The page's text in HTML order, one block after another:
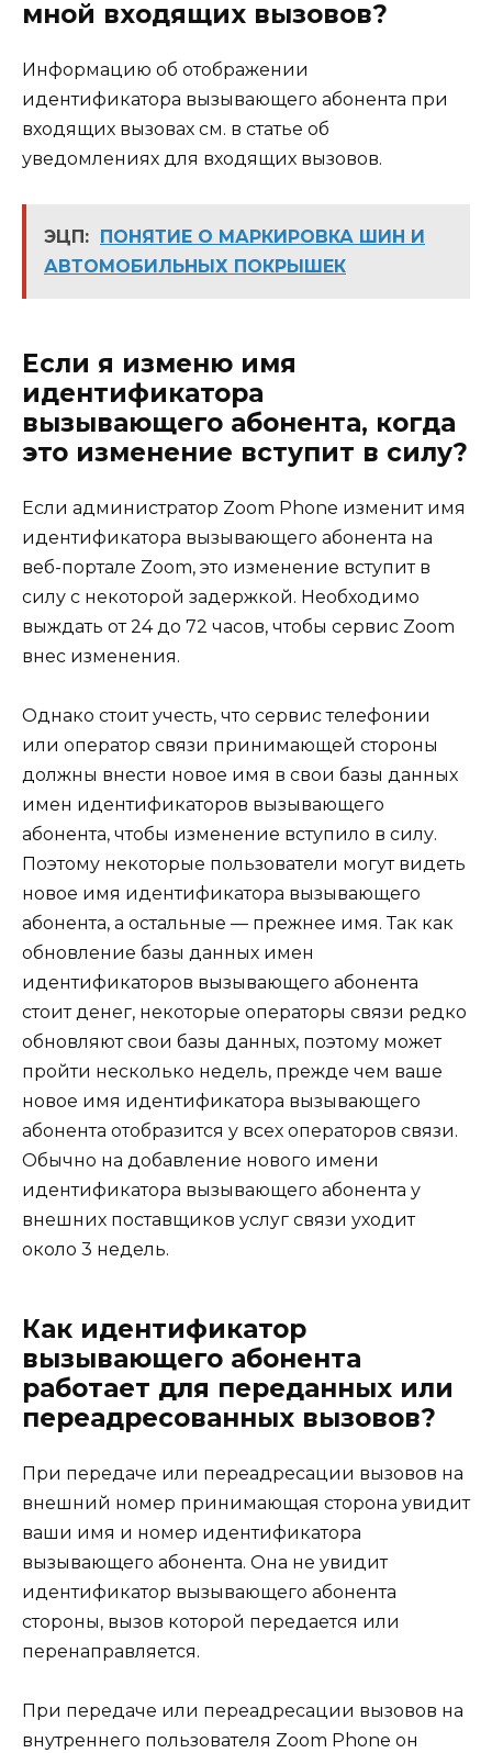
мной входящих вызовов?
Информацию об отображении
идентификатора вызывающего абонента при
входящих вызовах см. в статье об
уведомлениях для входящих вызовов.
ЭЦП: ПОНЯТИЕ О МАРКИРОВКА ШИН И
АВТОМОБИЛЬНЫХ ПОКРЫШЕК
Если я изменю имя
идентификатора
вызывающего абонента, когда
это изменение вступит в силу?
Если администратор Zoom Phone изменит имя
идентификатора вызывающего абонента на
веб-портале Zoom, это изменение вступит в
силу с некоторой задержкой. Необходимо
выждать от 24 до 72 часов, чтобы сервис Zoom
внес изменения.
Однако стоит учесть, что сервис телефонии
или оператор связи принимающей стороны
должны внести новое имя в свои базы данных
имен идентификаторов вызывающего
абонента, чтобы изменение вступило в силу.
Поэтому некоторые пользователи могут видеть
новое имя идентификатора вызывающего
абонента, а остальные — прежнее имя. Так как
обновление базы данных имен
идентификаторов вызывающего абонента
стоит денег, некоторые операторы связи редко
обновляют свои базы данных, поэтому может
пройти несколько недель, прежде чем ваше
новое имя идентификатора вызывающего
абонента отобразится у всех операторов связи.
Обычно на добавление нового имени
идентификатора вызывающего абонента у
внешних поставщиков услуг связи уходит
около 3 недель.
Как идентификатор
вызывающего абонента
работает для переданных или
переадресованных вызовов?
При передаче или переадресации вызовов на
внешний номер принимающая сторона увидит
ваши имя и номер идентификатора
вызывающего абонента. Она не увидит
идентификатор вызывающего абонента
стороны, вызов которой передается или
перенаправляется.
При передаче или переадресации вызовов на
внутреннего пользователя Zoom Phone он